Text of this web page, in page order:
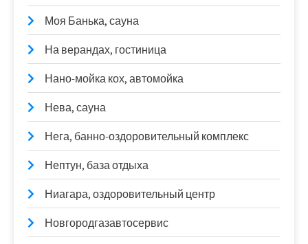
Моя Банька, сауна
На верандах, гостиница
Нано-мойка кох, автомойка
Нева, сауна
Нега, банно-оздоровительный комплекс
Нептун, база отдыха
Ниагара, оздоровительный центр
Новгородгазавтосервис